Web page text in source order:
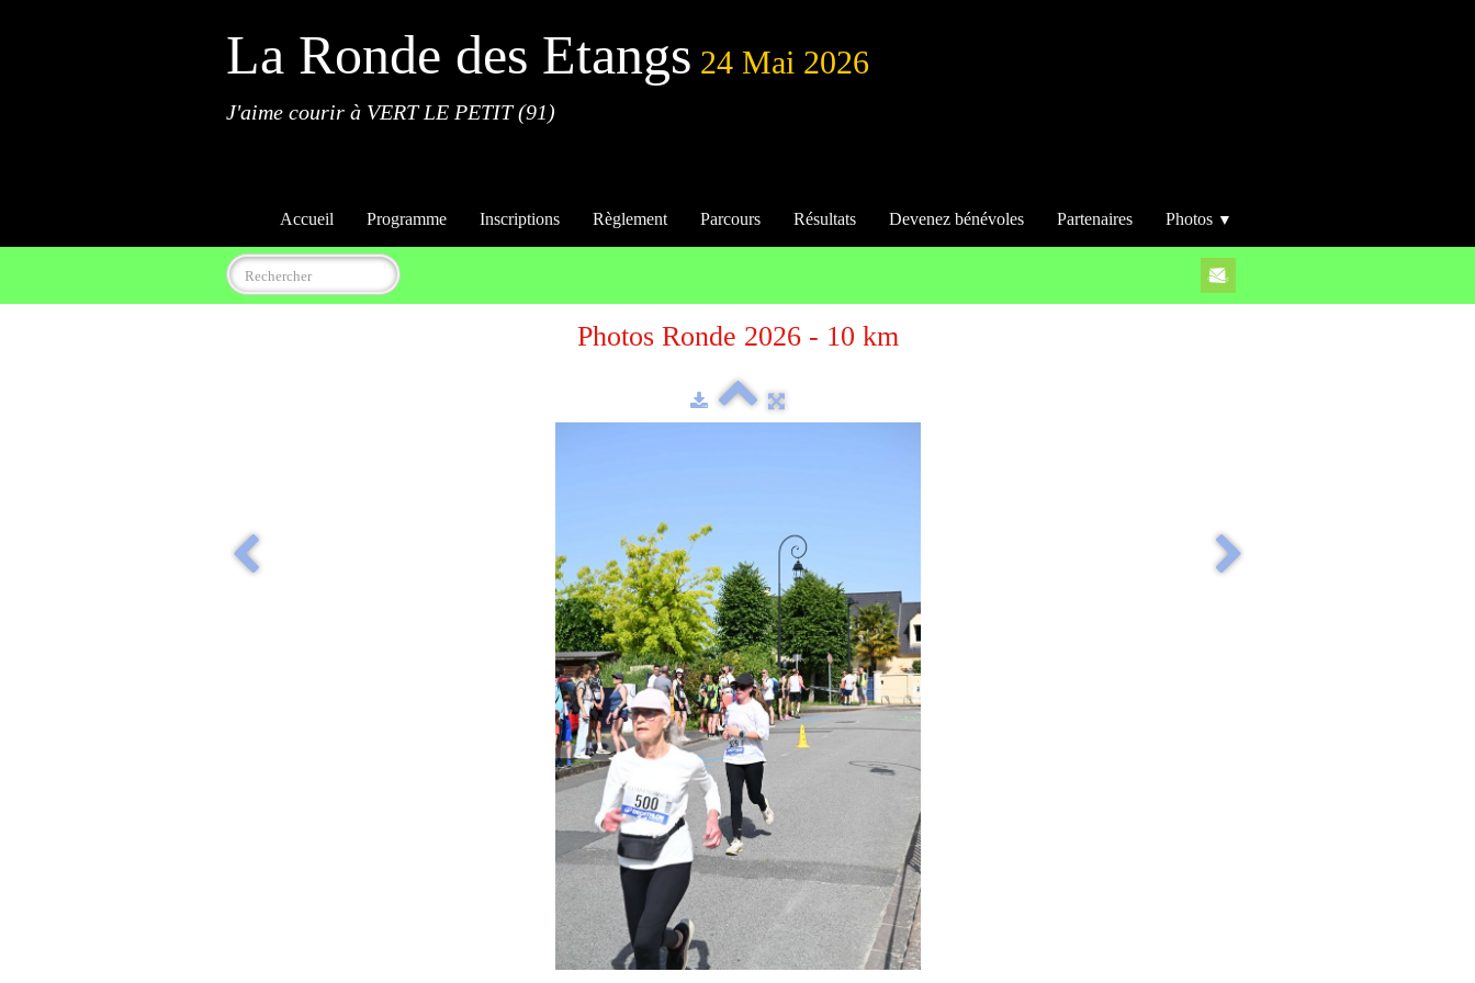
La Ronde des Etangs 24 Mai 2026
J'aime courir à VERT LE PETIT (91)
Accueil Programme Inscriptions Règlement Parcours Résultats Devenez bénévoles Partenaires Photos ▼
Photos Ronde 2026 - 10 km